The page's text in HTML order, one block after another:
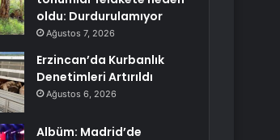
oldu: Durdurulamıyor
Ağustos 7, 2026
Erzincan’da Kurbanlık
Denetimleri Artırıldı
Ağustos 6, 2026
Albüm: Madrid’de